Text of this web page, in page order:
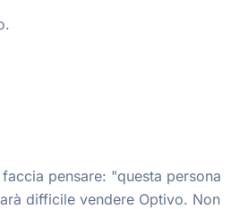
pensare: "questa persona
difficile vendere Optivo. Non